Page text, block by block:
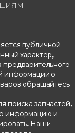
публичной
характер,
информации о
обращайтесь
поиска запчастей.
информацию и
Наши